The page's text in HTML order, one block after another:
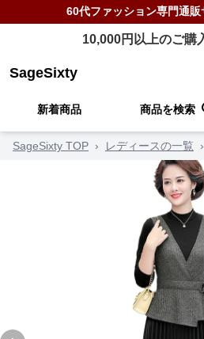
60代ファッション専門通販
10,000円以上のご購
SageSixty
新着商品 商品を検索
SageSixty TOP › レディースの一覧 ›